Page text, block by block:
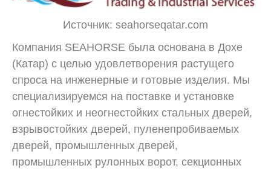
Источник: seahorseqatar.com
Компания SEAHORSE была основана в Дохе
(Катар) с целью удовлетворения растущего
спроса на инженерные и готовые изделия. Мы
специализируемся на поставке и установке
огнестойких и неогнестойких стальных дверей,
взрывостойких дверей, пуленепробиваемых
дверей, промышленных дверей,
промышленных рулонных ворот, секционных